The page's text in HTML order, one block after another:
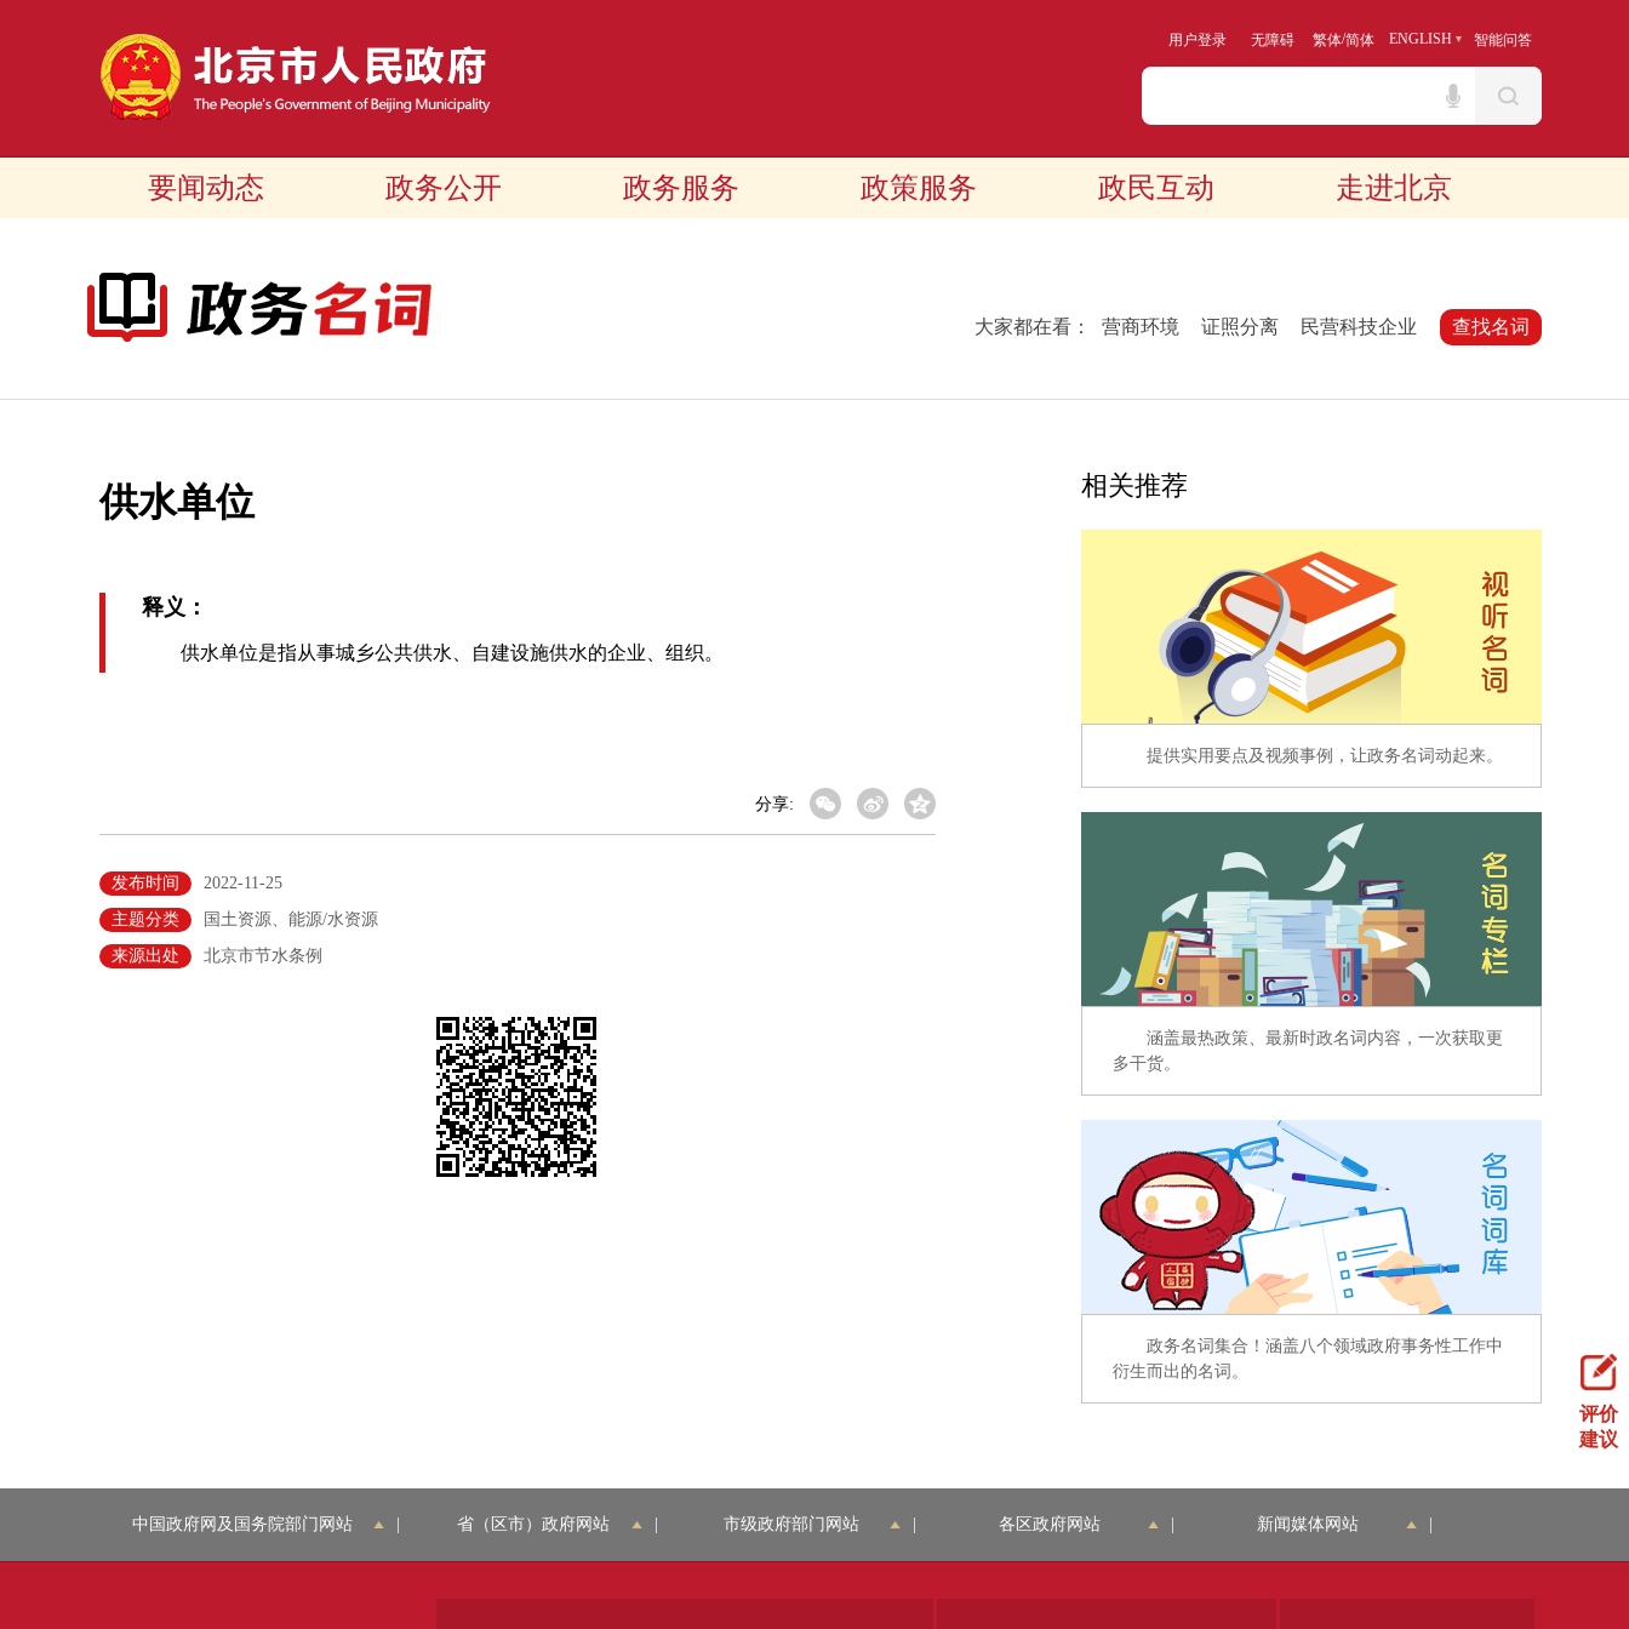
用户登录 无障碍 繁体/简体 ENGLISH 智能问答
要闻动态 政务公开 政务服务 政策服务 政民互动 走进北京
大家都在看： 营商环境 证照分离 民营科技企业 查找名词
供水单位
释义：
供水单位是指从事城乡公共供水、自建设施供水的企业、组织。
分享:
发布时间
2022-11-25
主题分类
国土资源、能源/水资源
来源出处
北京市节水条例
相关推荐
提供实用要点及视频事例，让政务名词动起来。
涵盖最热政策、最新时政名词内容，一次获取更
多干货。
政务名词集合！涵盖八个领域政府事务性工作中
衍生而出的名词。
评价
建议
中国政府网及国务院部门网站 省（区市）政府网站 市级政府部门网站 各区政府网站 新闻媒体网站